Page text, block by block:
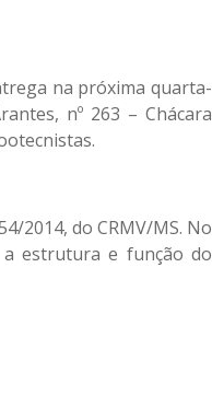
na próxima quarta-
nº 263 – Chácara
2014, do CRMV/MS. No
estrutura e função do